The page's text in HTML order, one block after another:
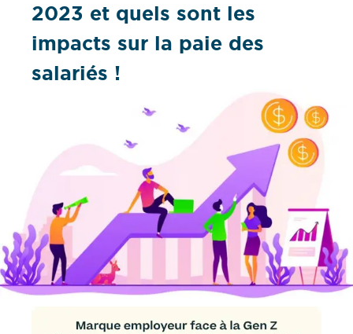
2023 et quels sont les
impacts sur la paie des
salariés !